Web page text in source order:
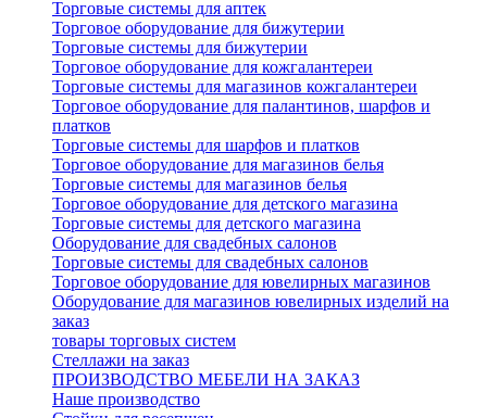
Торговые системы для аптек
Торговое оборудование для бижутерии
Торговые системы для бижутерии
Торговое оборудование для кожгалантереи
Торговые системы для магазинов кожгалантереи
Торговое оборудование для палантинов, шарфов и
платков
Торговые системы для шарфов и платков
Торговое оборудование для магазинов белья
Торговые системы для магазинов белья
Торговое оборудование для детского магазина
Торговые системы для детского магазина
Оборудование для свадебных салонов
Торговые системы для свадебных салонов
Торговое оборудование для ювелирных магазинов
Оборудование для магазинов ювелирных изделий на
заказ
товары торговых систем
Стеллажи на заказ
ПРОИЗВОДСТВО МЕБЕЛИ НА ЗАКАЗ
Наше производство